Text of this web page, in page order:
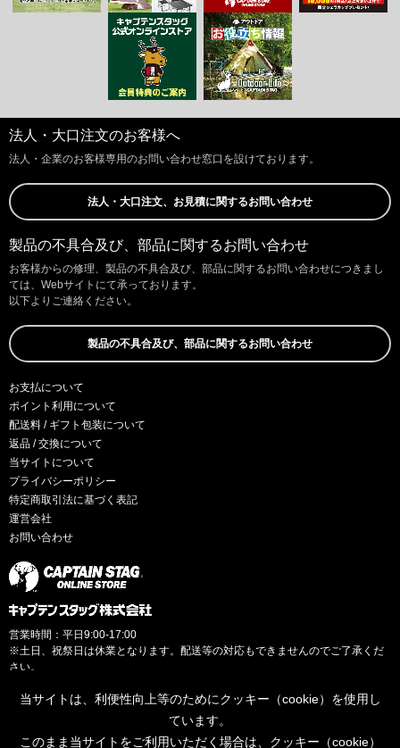
法人・大口注文のお客様へ
法人・企業のお客様専用のお問い合わせ窓口を設けております。
法人・大口注文、お見積に関するお問い合わせ
製品の不具合及び、部品に関するお問い合わせ
お客様からの修理、製品の不具合及び、部品に関するお問い合わせにつきまし
ては、Webサイトにて承っております。
以下よりご連絡ください。
製品の不具合及び、部品に関するお問い合わせ
お支払について
ポイント利用について
配送料 / ギフト包装について
返品 / 交換について
当サイトについて
プライバシーポリシー
特定商取引法に基づく表記
運営会社
お問い合わせ
営業時間：平日9:00-17:00
※土日、祝祭日は休業となります。配送等の対応もできませんのでご了承くだ
さい。
当サイトは、利便性向上等のためにクッキー（cookie）を使用し
ています。
このまま当サイトをご利用いただく場合は、クッキー（cookie）